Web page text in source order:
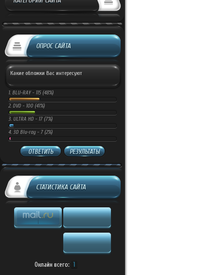
ОПРОС САЙТА
Какие обложки Вас интересуют
1. BLU-RAY - 115 (48%)
2. DVD - 100 (41%)
3. ULTRA HD - 17 (7%)
4. 3D Blu-ray - 7 (2%)
ОТВЕТИТЬ РЕЗУЛЬТАТЫ
СТАТИСТИКА САЙТА
Онлайн всего: 1